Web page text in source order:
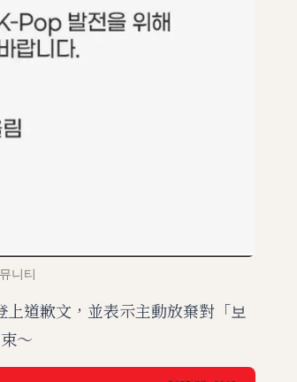
니티
道歉文，並表示主動放棄對「보
～